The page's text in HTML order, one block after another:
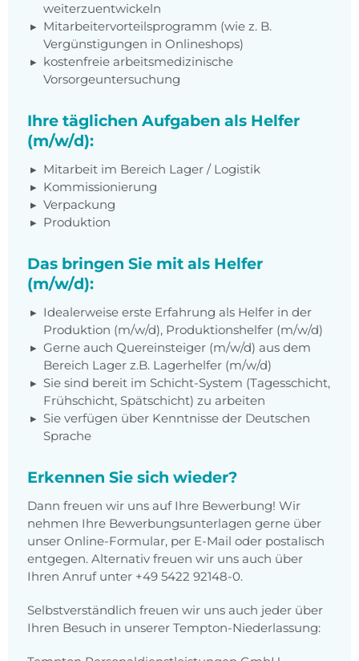
weiterzuentwickeln
Mitarbeitervorteilsprogramm (wie z. B.
Vergünstigungen in Onlineshops)
kostenfreie arbeitsmedizinische
Vorsorgeuntersuchung
Ihre täglichen Aufgaben als Helfer
(m/w/d):
Mitarbeit im Bereich Lager / Logistik
Kommissionierung
Verpackung
Produktion
Das bringen Sie mit als Helfer
(m/w/d):
Idealerweise erste Erfahrung als Helfer in der
Produktion (m/w/d), Produktionshelfer (m/w/d)
Gerne auch Quereinsteiger (m/w/d) aus dem
Bereich Lager z.B. Lagerhelfer (m/w/d)
Sie sind bereit im Schicht-System (Tagesschicht,
Frühschicht, Spätschicht) zu arbeiten
Sie verfügen über Kenntnisse der Deutschen
Sprache
Erkennen Sie sich wieder?
Dann freuen wir uns auf Ihre Bewerbung! Wir
nehmen Ihre Bewerbungsunterlagen gerne über
unser Online-Formular, per E-Mail oder postalisch
entgegen. Alternativ freuen wir uns auch über
Ihren Anruf unter +49 5422 92148-0.
Selbstverständlich freuen wir uns auch jeder über
Ihren Besuch in unserer Tempton-Niederlassung: